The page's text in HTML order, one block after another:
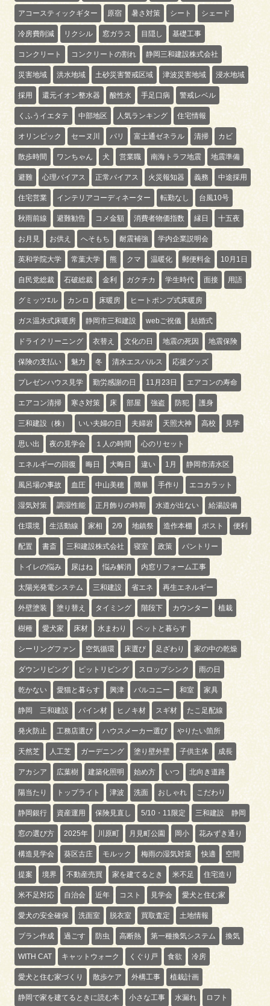
アコースティックギター 原宿 暑さ対策 シート シェード
冷房費削減 リクシル 窓ガラス 目隠し 基礎工事
コンクリート コンクリートの割れ 静岡三和建設株式会社
災害地域 洪水地域 土砂災害警戒区域 津波災害地域 浸水地域
採用 還元イオン整水器 酸性水 手足口病 警戒レベル
くふうイエタテ 中部地区 人気ランキング 住宅情報
オリンピック セーヌ川 パリ 富士通ゼネラル 清掃 カビ
散歩時間 ワンちゃん 犬 営業職 南海トラフ地震 地震準備
避難 心理バイアス 正常バイアス 火災報知器 義務 中途採用
住宅営業 インテリアコーディネーター 転勤なし 台風10号
秋雨前線 避難勧告 コメ金額 消費者物価指数 縁日 十五夜
お月見 お供え へそもち 耐震補強 学内企業説明会
英和学院大学 常葉大学 熊 クマ 温暖化 郵便料金 10月1日
自民党総裁 石破総裁 金利 ガクチカ 学生時代 面接 用語
グミッツｴル カンロ 床暖房 ヒートポンプ式床暖房
ガス温水式床暖房 静岡市三和建設 webご祝儀 結婚式
ドライクリーニング 衣替え 文化の日 地震の死因 地震保険
保険の支払い 魅力 冬 清水エスパルス 応援グッズ
プレゼンハウス見学 勤労感謝の日 11月23日 エアコンの寿命
エアコン清掃 寒さ対策 床 部屋 強盗 防犯 護身
三和建設（株） いい夫婦の日 夫婦岩 天照大神 高校 見学
思い出 夜の見学会 １人の時間 心のリセット
エネルギーの回復 晦日 大晦日 違い 1月 静岡市清水区
風呂場の事故 血圧 中山美穂 簡単 手作り エコカラット
湿気対策 調湿性能 正月飾りの時期 水道が出ない 給湯設備
住環境 生活動線 家相 2/9 地鎮祭 造作本棚 ポスト 便利
配置 書斎 三和建設株式会社 寝室 政策 パントリー
トイレの悩み 尿はね 悩み解消 内窓リフォーム工事
太陽光発電システム 三和建設 省エネ 再生エネルギー
外壁塗装 塗り替え タイミング 階段下 カウンター 植栽
樹種 愛犬家 床材 水まわり ペットと暮らす
シーリングファン 空気循環 床選び 足ざわり 家の中の乾燥
ダウンリビング ピットリビング スロップシンク 雨の日
乾かない 愛猫と暮らす 興津 バルコニー 和室 家具
静岡 三和建設 パイン材 ヒノキ材 スギ材 たこ足配線
発火防止 工務店選び ハウスメーカー選び やりたい箇所
天然芝 人工芝 ガーデニング 塗り壁外壁 子供主体 成長
アカシア 広葉樹 建築化照明 始め方 いつ 北向き道路
陽当たり トップライト 津波 洗面 おしゃれ こだわり
静岡銀行 資産運用 保険見直し 5/10・11限定 三和建設 静岡
窓の選び方 2025年 川原町 月見町公園 岡小 花みずき通り
構造見学会 葵区古庄 モルック 梅雨の湿気対策 快適 空間
提案 境界 不動産売買 家を建てるとき 米不足 住宅造り
米不足対応 自治会 近年 コスト 見学会 愛犬と住む家
愛犬の安全確保 洗面室 脱衣室 買取査定 土地情報
プラン作成 過ごす 防虫 高断熱 第一種換気システム 換気
WITH CAT キャットウォーク くぐり戸 食欲 冷房
愛犬と住む家づくり 散歩ケア 外構工事 植栽計画
静岡で家を建てるときに読む本 小さな工事 水漏れ ロフト